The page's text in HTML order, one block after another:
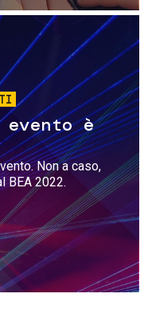
è
Non a caso,
BEA 2022.